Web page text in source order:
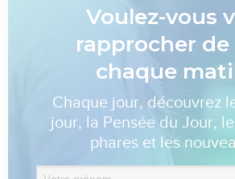
Voulez-vous
rapprocher de
chaque
Chaque jour, découvrez
jour, la Pensée du Jour,
phares et les